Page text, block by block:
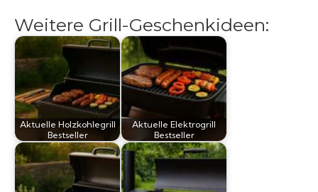
Weitere Grill-Geschenkideen:
Aktuelle Holzkohlegrill
Bestseller
Aktuelle Elektrogrill
Bestseller